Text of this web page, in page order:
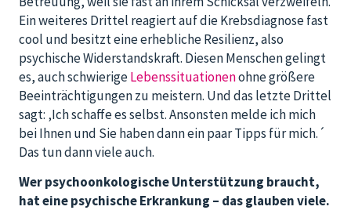
Ein weiteres Drittel reagiert auf die Krebsdiagnose fast
cool und besitzt eine erhebliche Resilienz, also
psychische Widerstandskraft. Diesen Menschen gelingt
es, auch schwierigeLebenssituationenohne größere
Beeinträchtigungen zu meistern. Und das letzte Drittel
sagt: ‚Ich schaffe es selbst. Ansonsten melde ich mich
bei Ihnen und Sie haben dann ein paar Tipps für mich.´
Das tun dann viele auch.
Wer psychoonkologische Unterstützung braucht,
hat eine psychische Erkrankung – das glauben viele.